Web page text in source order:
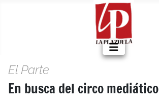
El Parte
En busca del circo mediático